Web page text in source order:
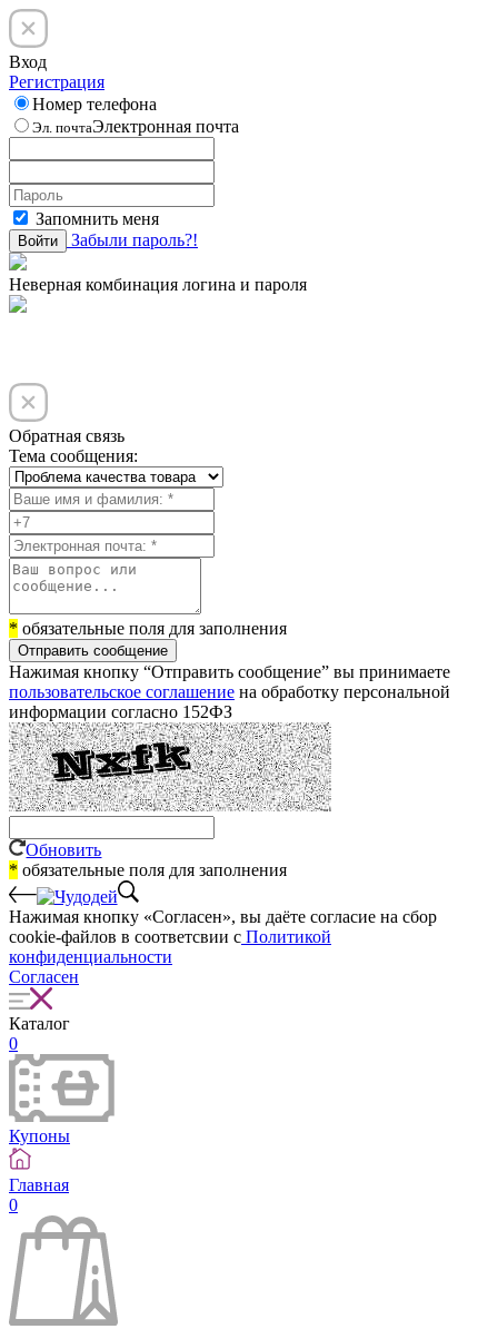
Вход
Регистрация
Номер телефона
Эл. почтаЭлектронная почта
Запомнить меня
Войти Забыли пароль?!
Неверная комбинация логина и пароля
Обратная связь
Тема сообщения:
* обязательные поля для заполнения
Отправить сообщение
Нажимая кнопку “Отправить сообщение” вы принимаете
пользовательское соглашение на обработку персональной
информации согласно 152ФЗ
Обновить
* обязательные поля для заполнения
Нажимая кнопку «Согласен», вы даёте cогласие на сбор
cookie-файлов в соответсвии с Политикой
конфиденциальности
Согласен
Каталог
0
Купоны
Главная
0